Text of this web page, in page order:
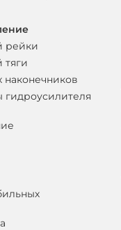
рейки
тяги
наконечников
гидроусилителя